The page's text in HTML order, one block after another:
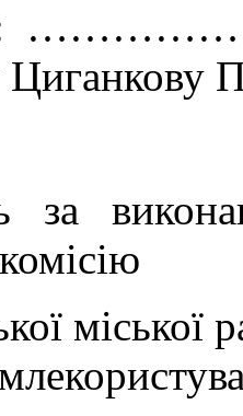
Циганкову
міської